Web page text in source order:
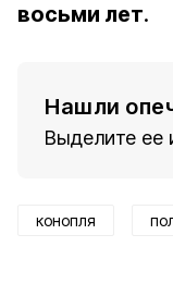
восьми лет.
Нашли
Выделите ее
конопля